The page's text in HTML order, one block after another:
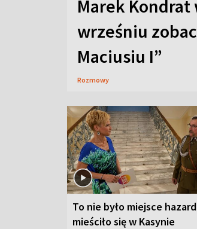
Marek Kondrat
wrześniu
Maciusiu I”
Rozmowy
To nie było miejsce
mieściło się w Kasynie